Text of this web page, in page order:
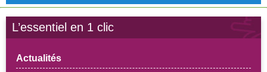
L’essentiel en 1 clic
Actualités